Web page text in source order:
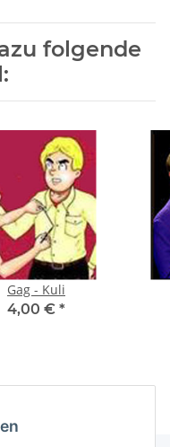
folgende
Gag - Kuli
4,00 € *